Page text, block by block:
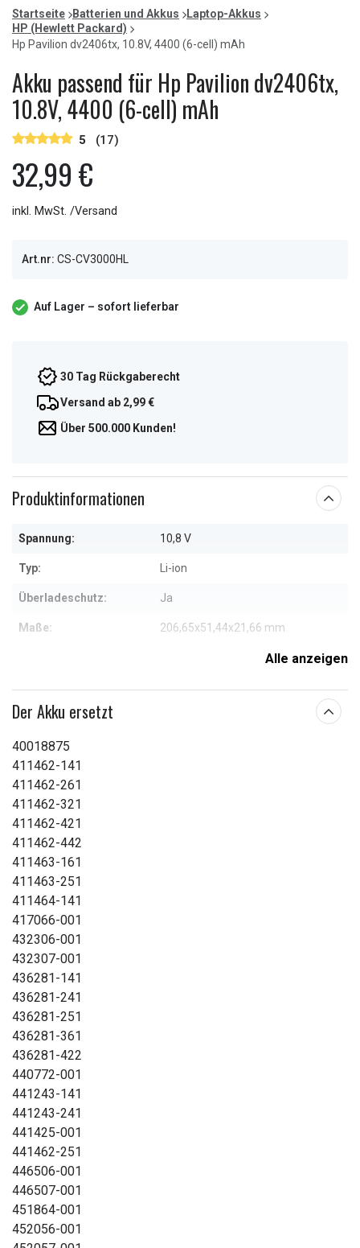
01 2 3 4
of
5
Startseite Batterien und Akkus
Laptop-Akkus
HP (Hewlett Packard)
Hp Pavilion dv2406tx, 10.8V, 4400 (6-cell) mAh
Akku passend für Hp Pavilion dv2406tx,
10.8V, 4400 (6-cell) mAh
5 (17)
32,99 €
inkl. MwSt. /Versand
Art.nr: CS-CV3000HL
Auf Lager – sofort lieferbar
30 Tag Rückgaberecht
Versand ab 2,99 €
Über 500.000 Kunden!
Produktinformationen
Spannung: 10,8 V
Typ: Li-ion
Überladeschutz: Ja
Maße: 206,65x51,44x21,66 mm
Alle anzeigen
Der Akku ersetzt
40018875
411462-141
411462-261
411462-321
411462-421
411462-442
411463-161
411463-251
411464-141
417066-001
432306-001
432307-001
436281-141
436281-241
436281-251
436281-361
436281-422
440772-001
441243-141
441243-241
441425-001
441462-251
446506-001
446507-001
451864-001
452056-001